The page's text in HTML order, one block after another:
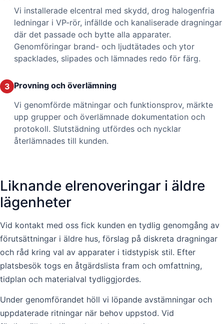
Vi installerade elcentral med skydd, drog halogenfria
ledningar i VP-rör, infällde och kanaliserade dragningar
där det passade och bytte alla apparater.
Genomföringar brand- och ljudtätades och ytor
spacklades, slipades och lämnades redo för färg.
3 Provning och överlämning
Vi genomförde mätningar och funktionsprov, märkte
upp grupper och överlämnade dokumentation och
protokoll. Slutstädning utfördes och nycklar
återlämnades till kunden.
Liknande elrenoveringar i äldre
lägenheter
Vid kontakt med oss fick kunden en tydlig genomgång av
förutsättningar i äldre hus, förslag på diskreta dragningar
och råd kring val av apparater i tidstypisk stil. Efter
platsbesök togs en åtgärdslista fram och omfattning,
tidplan och materialval tydliggjordes.
Under genomförandet höll vi löpande avstämningar och
uppdaterade ritningar när behov uppstod. Vid